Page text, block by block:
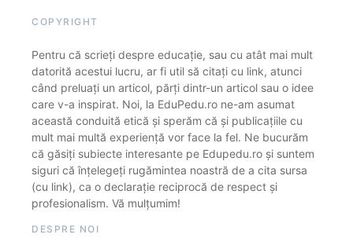
COPYRIGHT
Pentru că scrieți despre educație, sau cu atât mai mult
datorită acestui lucru, ar fi util să citați cu link, atunci
când preluați un articol, părți dintr-un articol sau o idee
care v-a inspirat. Noi, la EduPedu.ro ne-am asumat
această conduită etică și sperăm că și publicațiile cu
mult mai multă experiență vor face la fel. Ne bucurăm
că găsiți subiecte interesante pe Edupedu.ro și suntem
siguri că înțelegeți rugămintea noastră de a cita sursa
(cu link), ca o declarație reciprocă de respect și
profesionalism. Vă mulțumim!
DESPRE NOI